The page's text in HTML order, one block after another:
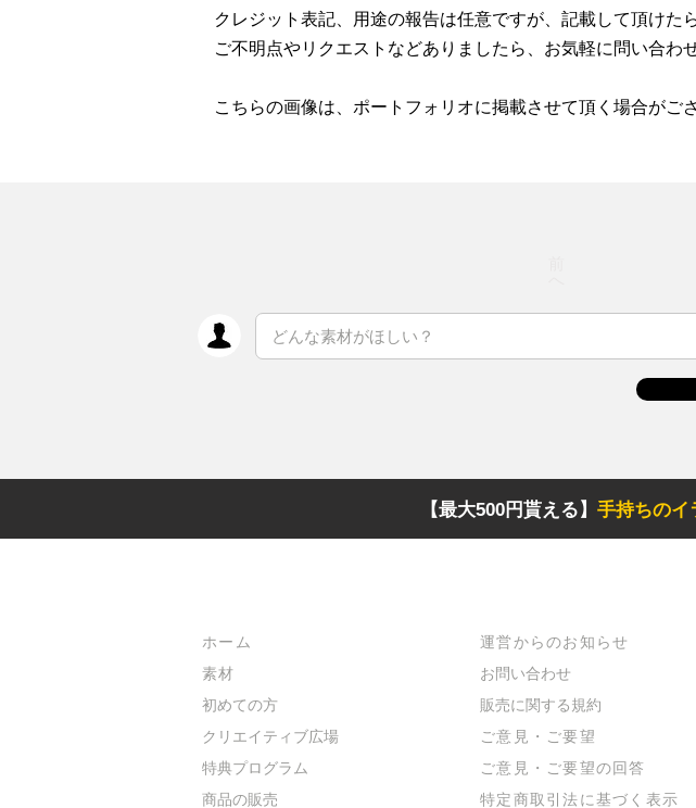
クレジット表記、用途の報告は任意ですが、記載して頂けた
ご不明点やリクエストなどありましたら、お気軽に問い合わ
こちらの画像は、ポートフォリオに掲載させて頂く場合がご
【最大500円貰える】 手持ちのイ
ホーム
素材
初めての方
​クリエイティブ広場
​特典プログラム
​商品の販売
​運営からのお知らせ
お問い合わせ
​販売に関する規約
​ご意見・ご要望
​ご意見・ご要望の回答
特定商取引法に基づく表示